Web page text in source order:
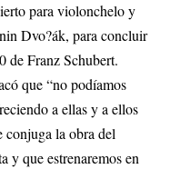
para violonchelo y
Dvo?ák, para concluir
de Franz Schubert.
que “no podíamos
a ellas y a ellos
conjuga la obra del
y que estrenaremos en